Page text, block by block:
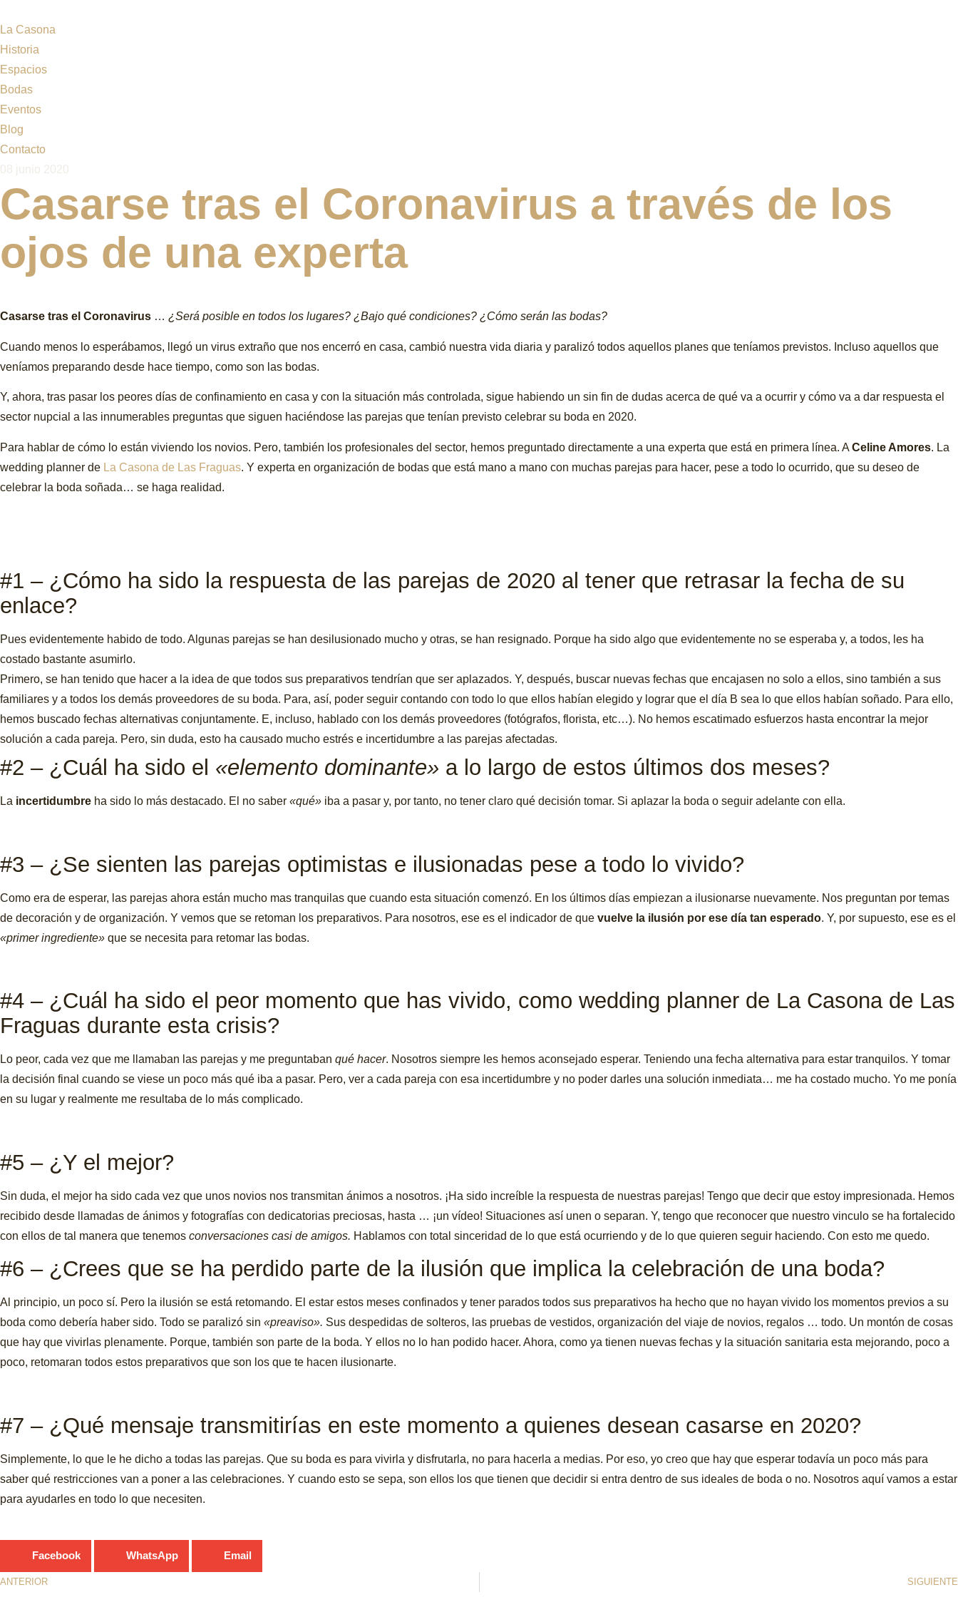
La Casona
Historia
Espacios
Bodas
Eventos
Blog
Contacto
08 junio 2020
Casarse tras el Coronavirus a través de los
ojos de una experta
Casarse tras el Coronavirus … ¿Será posible en todos los lugares? ¿Bajo qué condiciones? ¿Cómo serán las bodas?
Cuando menos lo esperábamos, llegó un virus extraño que nos encerró en casa, cambió nuestra vida diaria y paralizó todos aquellos planes que teníamos previstos. Incluso aquellos que
veníamos preparando desde hace tiempo, como son las bodas.
Y, ahora, tras pasar los peores días de confinamiento en casa y con la situación más controlada, sigue habiendo un sin fin de dudas acerca de qué va a ocurrir y cómo va a dar respuesta el
sector nupcial a las innumerables preguntas que siguen haciéndose las parejas que tenían previsto celebrar su boda en 2020.
Para hablar de cómo lo están viviendo los novios. Pero, también los profesionales del sector, hemos preguntado directamente a una experta que está en primera línea. ACeline Amores. La
wedding planner de La Casona de Las Fraguas. Y experta en organización de bodas que está mano a mano con muchas parejas para hacer, pese a todo lo ocurrido, que su deseo de
celebrar la boda soñada… se haga realidad.
#1 – ¿Cómo ha sido la respuesta de las parejas de 2020 al tener que retrasar la fecha de su
enlace?
Pues evidentemente habido de todo. Algunas parejas se han desilusionado mucho y otras, se han resignado. Porque ha sido algo que evidentemente no se esperaba y, a todos, les ha
costado bastante asumirlo.
Primero, se han tenido que hacer a la idea de que todos sus preparativos tendrían que ser aplazados. Y, después, buscar nuevas fechas que encajasen no solo a ellos, sino también a sus
familiares y a todos los demás proveedores de su boda. Para, así, poder seguir contando con todo lo que ellos habían elegido y lograr que el día B sea lo que ellos habían soñado. Para ello,
hemos buscado fechas alternativas conjuntamente. E, incluso, hablado con los demás proveedores (fotógrafos, florista, etc…). No hemos escatimado esfuerzos hasta encontrar la mejor
solución a cada pareja. Pero, sin duda, esto ha causado mucho estrés e incertidumbre a las parejas afectadas.
#2 – ¿Cuál ha sido el «elemento dominante» a lo largo de estos últimos dos meses?
La incertidumbre ha sido lo más destacado. El no saber «qué» iba a pasar y, por tanto, no tener claro qué decisión tomar. Si aplazar la boda o seguir adelante con ella.
#3 – ¿Se sienten las parejas optimistas e ilusionadas pese a todo lo vivido?
Como era de esperar, las parejas ahora están mucho mas tranquilas que cuando esta situación comenzó. En los últimos días empiezan a ilusionarse nuevamente. Nos preguntan por temas
de decoración y de organización. Y vemos que se retoman los preparativos. Para nosotros, ese es el indicador de que vuelve la ilusión por ese día tan esperado. Y, por supuesto, ese es el
«primer ingrediente» que se necesita para retomar las bodas.
#4 – ¿Cuál ha sido el peor momento que has vivido, como wedding planner de La Casona de Las
Fraguas durante esta crisis?
Lo peor, cada vez que me llamaban las parejas y me preguntaban qué hacer. Nosotros siempre les hemos aconsejado esperar. Teniendo una fecha alternativa para estar tranquilos. Y tomar
la decisión final cuando se viese un poco más qué iba a pasar. Pero, ver a cada pareja con esa incertidumbre y no poder darles una solución inmediata… me ha costado mucho. Yo me ponía
en su lugar y realmente me resultaba de lo más complicado.
#5 – ¿Y el mejor?
Sin duda, el mejor ha sido cada vez que unos novios nos transmitan ánimos a nosotros. ¡Ha sido increíble la respuesta de nuestras parejas! Tengo que decir que estoy impresionada. Hemos
recibido desde llamadas de ánimos y fotografías con dedicatorias preciosas, hasta … ¡un vídeo! Situaciones así unen o separan. Y, tengo que reconocer que nuestro vinculo se ha fortalecido
con ellos de tal manera que tenemos conversaciones casi de amigos. Hablamos con total sinceridad de lo que está ocurriendo y de lo que quieren seguir haciendo. Con esto me quedo.
#6 – ¿Crees que se ha perdido parte de la ilusión que implica la celebración de una boda?
Al principio, un poco sí. Pero la ilusión se está retomando. El estar estos meses confinados y tener parados todos sus preparativos ha hecho que no hayan vivido los momentos previos a su
boda como debería haber sido. Todo se paralizó sin «preaviso». Sus despedidas de solteros, las pruebas de vestidos, organización del viaje de novios, regalos … todo. Un montón de cosas
que hay que vivirlas plenamente. Porque, también son parte de la boda. Y ellos no lo han podido hacer. Ahora, como ya tienen nuevas fechas y la situación sanitaria esta mejorando, poco a
poco, retomaran todos estos preparativos que son los que te hacen ilusionarte.
#7 – ¿Qué mensaje transmitirías en este momento a quienes desean casarse en 2020?
Simplemente, lo que le he dicho a todas las parejas. Que su boda es para vivirla y disfrutarla, no para hacerla a medias. Por eso, yo creo que hay que esperar todavía un poco más para
saber qué restricciones van a poner a las celebraciones. Y cuando esto se sepa, son ellos los que tienen que decidir si entra dentro de sus ideales de boda o no. Nosotros aquí vamos a estar
para ayudarles en todo lo que necesiten.
Facebook WhatsApp Email
ANTERIOR SIGUIENTE